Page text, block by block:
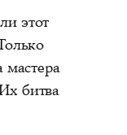
этот
мастера
битва